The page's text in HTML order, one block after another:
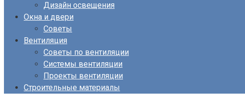
Дизайн освещения
Окна и двери
Советы
Вентиляция
Советы по вентиляции
Системы вентиляции
Проекты вентиляции
Строительные материалы